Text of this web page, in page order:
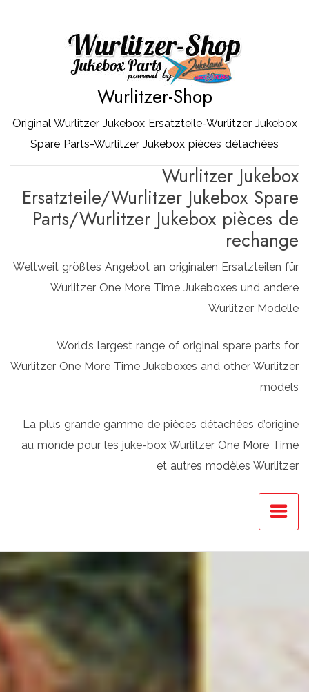
Wurlitzer-Shop
Original Wurlitzer Jukebox Ersatzteile-Wurlitzer Jukebox
Spare Parts-Wurlitzer Jukebox pièces détachées
Wurlitzer Jukebox
Ersatzteile/Wurlitzer Jukebox Spare
Parts/Wurlitzer Jukebox pièces de
rechange
Weltweit größtes Angebot an originalen Ersatzteilen für
Wurlitzer One More Time Jukeboxes und andere
Wurlitzer Modelle
World’s largest range of original spare parts for
Wurlitzer One More Time Jukeboxes and other Wurlitzer
models
La plus grande gamme de pièces détachées d’origine
au monde pour les juke-box Wurlitzer One More Time
et autres modèles Wurlitzer